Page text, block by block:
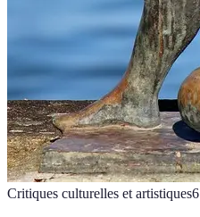
Critiques culturelles et artistiques6